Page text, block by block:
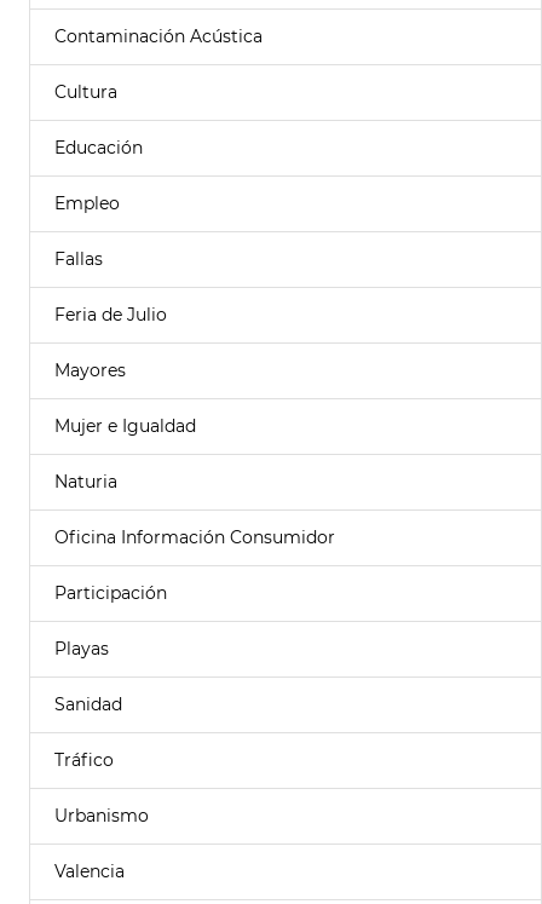
Contaminación Acústica
Cultura
Educación
Empleo
Fallas
Feria de Julio
Mayores
Mujer e Igualdad
Naturia
Oficina Información Consumidor
Participación
Playas
Sanidad
Tráfico
Urbanismo
Valencia